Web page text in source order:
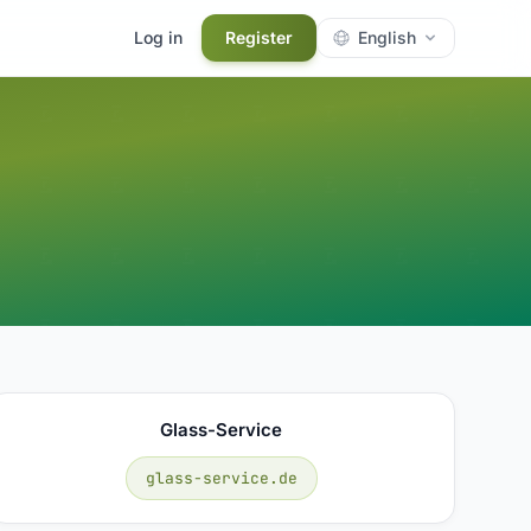
Log in Register English
Glass-Service
glass-service.de